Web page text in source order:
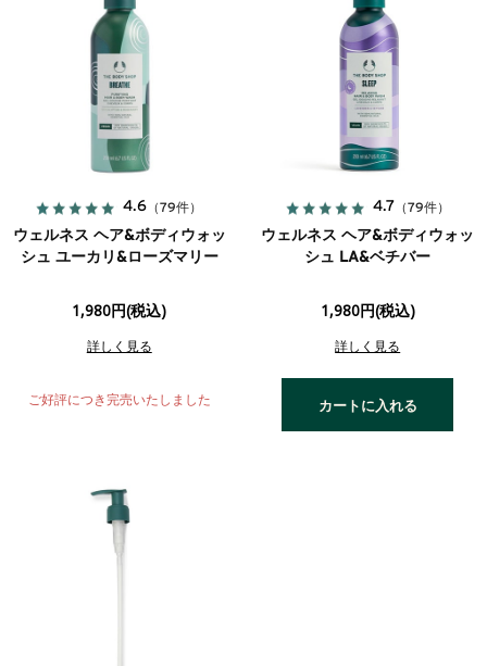
4.6 （79件）
ウェルネス ヘア&ボディウォッ
シュ ユーカリ&ローズマリー
1,980円(税込)
詳しく見る
ご好評につき完売いたしました
4.7 （79件）
ウェルネス ヘア&ボディウォッ
シュ LA&ベチバー
1,980円(税込)
詳しく見る
カートに入れる